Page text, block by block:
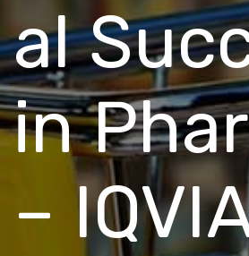
al
in
–